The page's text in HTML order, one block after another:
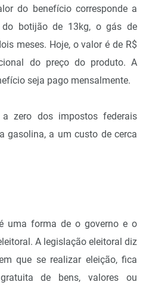
do benefício corresponde a
botijão de 13kg, o gás de
meses. Hoje, o valor é de R$
do preço do produto. A
seja pago mensalmente.
zero dos impostos federais
gasolina, a um custo de cerca
uma forma de o governo e o
A legislação eleitoral diz
que se realizar eleição, fica
de bens, valores ou